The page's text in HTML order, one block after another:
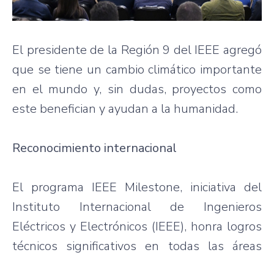
El presidente de la Región 9 del IEEE agregó
que se tiene un cambio climático importante
en el mundo y, sin dudas, proyectos como
este benefician y ayudan a la humanidad.
Reconocimiento internacional
El programa IEEE Milestone, iniciativa del
Instituto Internacional de Ingenieros
Eléctricos y Electrónicos (IEEE), honra logros
técnicos significativos en todas las áreas